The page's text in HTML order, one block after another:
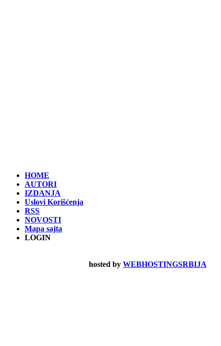
HOME
AUTORI
IZDANJA
Uslovi Korišćenja
RSS
NOVOSTI
Mapa sajta
LOGIN
hosted by WEBHOSTINGSRBIJA